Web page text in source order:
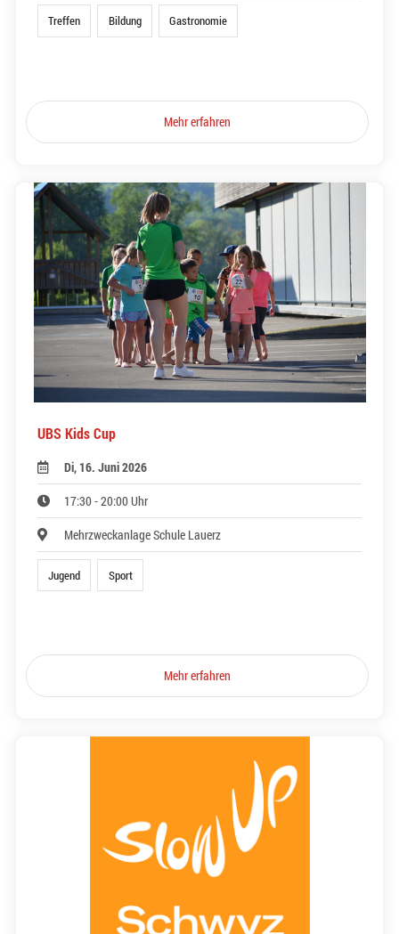
Treffen Bildung Gastronomie
Mehr erfahren
UBS Kids Cup
Di, 16. Juni 2026
17:30 - 20:00 Uhr
Mehrzweckanlage Schule Lauerz
Jugend Sport
Mehr erfahren